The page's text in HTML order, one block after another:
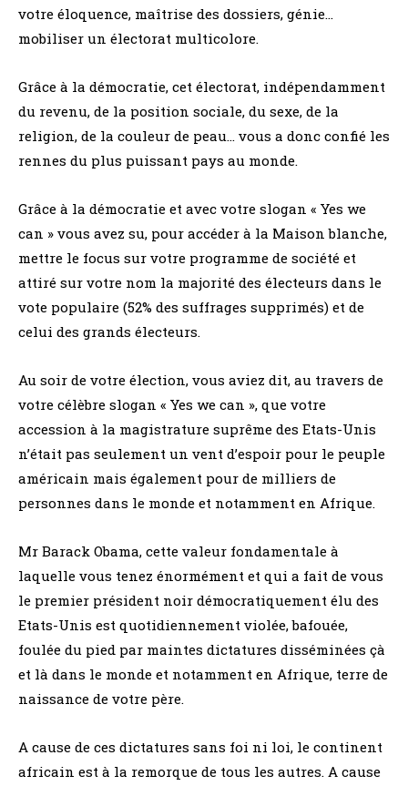
votre éloquence, maîtrise des dossiers, génie…
mobiliser un électorat multicolore.
Grâce à la démocratie, cet électorat, indépendamment
du revenu, de la position sociale, du sexe, de la
religion, de la couleur de peau… vous a donc confié les
rennes du plus puissant pays au monde.
Grâce à la démocratie et avec votre slogan « Yes we
can » vous avez su, pour accéder à la Maison blanche,
mettre le focus sur votre programme de société et
attiré sur votre nom la majorité des électeurs dans le
vote populaire (52% des suffrages supprimés) et de
celui des grands électeurs.
Au soir de votre élection, vous aviez dit, au travers de
votre célèbre slogan « Yes we can », que votre
accession à la magistrature suprême des Etats-Unis
n’était pas seulement un vent d’espoir pour le peuple
américain mais également pour de milliers de
personnes dans le monde et notamment en Afrique.
Mr Barack Obama, cette valeur fondamentale à
laquelle vous tenez énormément et qui a fait de vous
le premier président noir démocratiquement élu des
Etats-Unis est quotidiennement violée, bafouée,
foulée du pied par maintes dictatures disséminées çà
et là dans le monde et notamment en Afrique, terre de
naissance de votre père.
A cause de ces dictatures sans foi ni loi, le continent
africain est à la remorque de tous les autres. A cause